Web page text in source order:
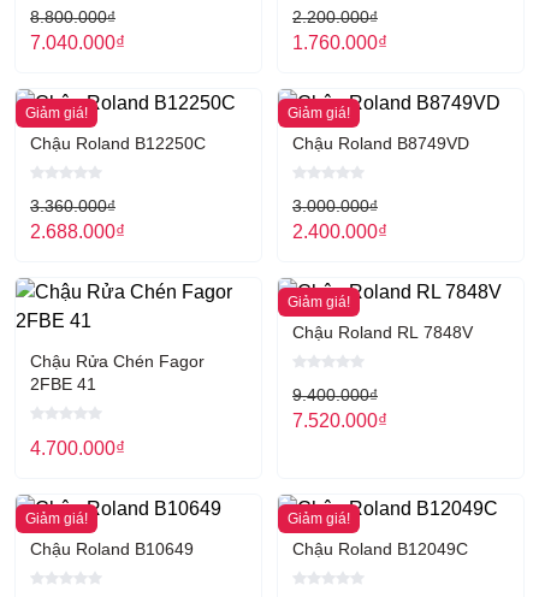
8.800.000₫
7.040.000₫
2.200.000₫
1.760.000₫
Giảm giá!
Chậu Roland B12250C
3.360.000₫
2.688.000₫
Giảm giá!
Chậu Roland B8749VD
3.000.000₫
2.400.000₫
Chậu Rửa Chén Fagor
2FBE 41
4.700.000₫
Giảm giá!
Chậu Roland RL 7848V
9.400.000₫
7.520.000₫
Giảm giá!
Chậu Roland B10649
Giảm giá!
Chậu Roland B12049C